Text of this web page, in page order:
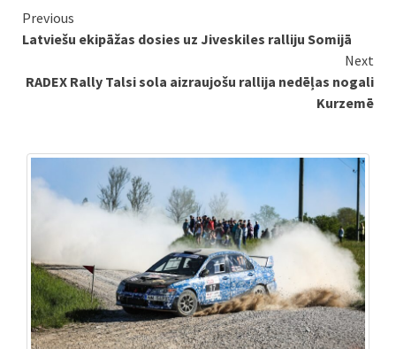
Continue
Reading
Previous
Latviešu ekipāžas dosies uz Jiveskiles ralliju Somijā
Next
RADEX Rally Talsi sola aizraujošu rallija nedēļas nogali
Kurzemē